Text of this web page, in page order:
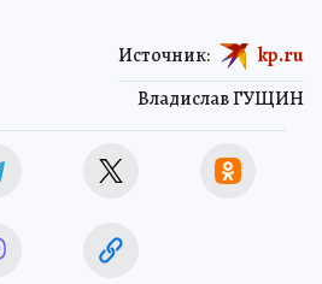
Владислав ГУЩИН
Источник: kp.ru